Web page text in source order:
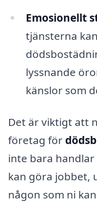
Emosionellt
tjänsterna
lyssnande
känslor som
Det är viktigt att
företag för
inte bara
kan göra jobbet,
någon som ni